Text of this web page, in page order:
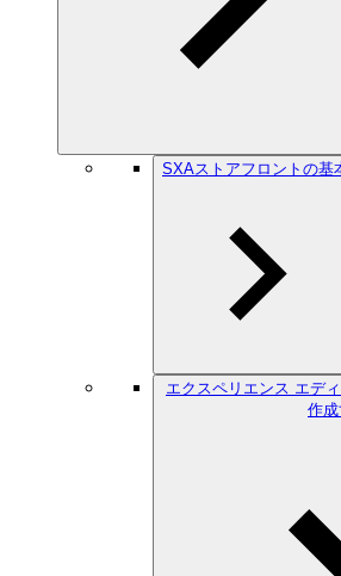
SXAストアフロントの基
エクスペリエンス エデ
作